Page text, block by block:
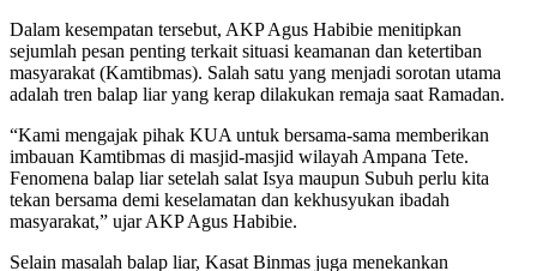
Dalam kesempatan tersebut, AKP Agus Habibie menitipkan
sejumlah pesan penting terkait situasi keamanan dan ketertiban
masyarakat (Kamtibmas). Salah satu yang menjadi sorotan utama
adalah tren balap liar yang kerap dilakukan remaja saat Ramadan.
“Kami mengajak pihak KUA untuk bersama-sama memberikan
imbauan Kamtibmas di masjid-masjid wilayah Ampana Tete.
Fenomena balap liar setelah salat Isya maupun Subuh perlu kita
tekan bersama demi keselamatan dan kekhusyukan ibadah
masyarakat,” ujar AKP Agus Habibie.
Selain masalah balap liar, Kasat Binmas juga menekankan